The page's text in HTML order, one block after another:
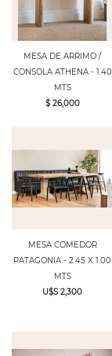
MESA DE ARRIMO /
CONSOLA ATHENA - 1.40
MTS
$ 26,000
MESA COMEDOR
PATAGONIA - 2.45 X 1.00
MTS
U$S 2,300